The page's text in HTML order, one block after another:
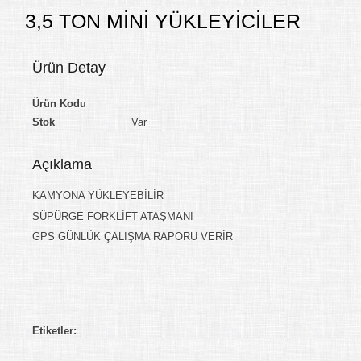
3,5 TON MİNİ YÜKLEYİCİLER
Ürün Detay
Ürün Kodu
Stok
Var
Açıklama
KAMYONA YÜKLEYEBİLİR
SÜPÜRGE FORKLİFT ATAŞMANI
GPS GÜNLÜK ÇALIŞMA RAPORU VERİR
Etiketler: